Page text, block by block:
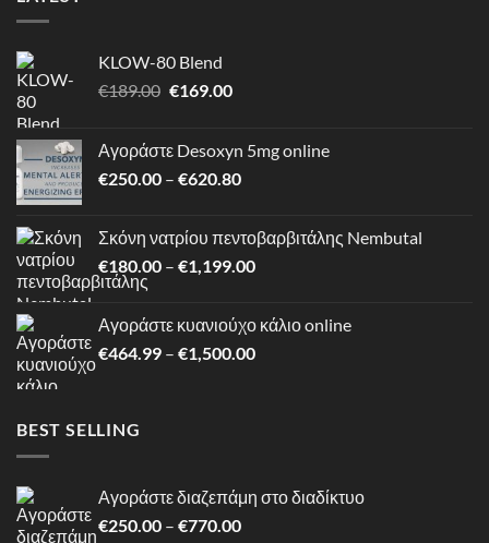
KLOW-80 Blend
€189.00 Original
€189.00.
€169.00Η
είναι:
€169.00.
Αγοράστε Desoxyn 5mg online
€250.00 – €620.80Price
through
€620.80
Σκόνη νατρίου πεντοβαρβιτάλης Nembutal
€180.00 – €1,199.00Price
through
€1,199.00
Αγοράστε κυανιούχο κάλιο online
€464.99 – €1,500.00Price
BEST SELLING
Αγοράστε διαζεπάμη στο διαδίκτυο
€250.00 – €770.00Price